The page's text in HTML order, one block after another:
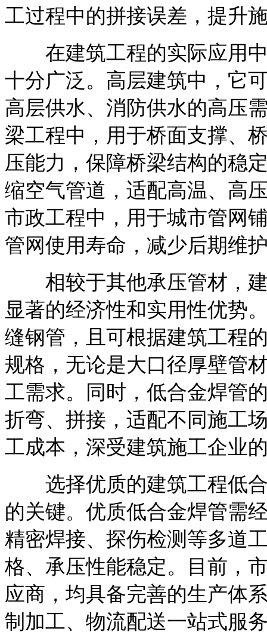
工过程中的拼接误差，提升
在建筑工程的实际应用中
十分广泛。高层建筑中，它
高层供水、消防供水的高压
梁工程中，用于桥面支撑、
压能力，保障桥梁结构的稳
缩空气管道，适配高温、高
市政工程中，用于城市管网
管网使用寿命，减少后期维
相较于其他承压管材，建
显著的经济性和实用性优势
缝钢管，且可根据建筑工程
规格，无论是大口径厚壁管
工需求。同时，低合金焊管
折弯、拼接，适配不同施工
工成本，深受建筑施工企业
选择优质的建筑工程低合
的关键。优质低合金焊管需
精密焊接、探伤检测等多道
格、承压性能稳定。目前，
应商，均具备完善的生产体
制加工、物流配送一站式服